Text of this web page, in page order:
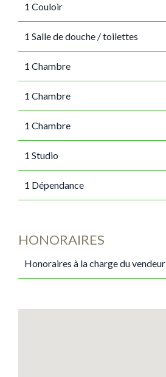
1 Couloir
1 Salle de douche / toilettes
1 Chambre
1 Chambre
1 Chambre
1 Studio
1 Dépendance
HONORAIRES
Honoraires à la charge du vendeur